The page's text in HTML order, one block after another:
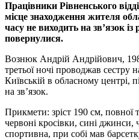
Працівники Рівненського
місце знаходження жителя
часу не виходить на зв’язок
повернулися.
Вознюк Андрій Андрійович,
третьої ночі проводжав сестру
Київській в обласному центрі,
на зв’язок.
Прикмети: зріст 190 см, повної
червоні кросівки, сині
спортивна, при собі мав